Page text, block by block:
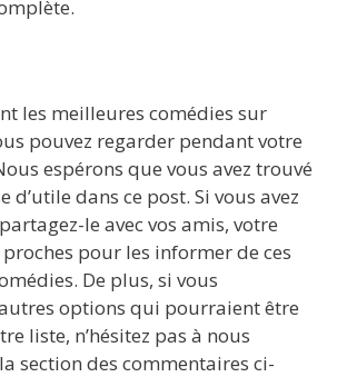
les meilleures comédies sur
pouvez regarder pendant votre
espérons que vous avez trouvé
d’utile dans ce post. Si vous avez
le avec vos amis, votre
pour les informer de ces
De plus, si vous
options qui pourraient être
liste, n’hésitez pas à nous
section des commentaires ci-